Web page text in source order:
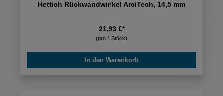
Hettich Rückwandwinkel ArciTech, 14,5 mm
21,93 €*
(pro 1 Stück)
In den Warenkorb